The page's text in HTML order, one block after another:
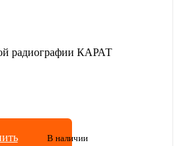
радиографии КАРАТ
В наличии